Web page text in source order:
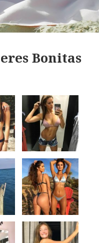
Bonitas